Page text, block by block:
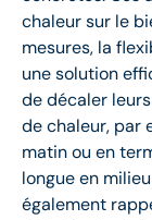
chaleur sur le
mesures, la
une solution
de décaler
de chaleur, par
matin ou en
longue en
également